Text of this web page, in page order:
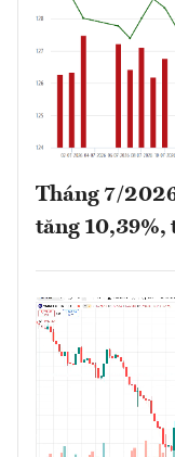
Tháng 7/
tăng 10,39%,